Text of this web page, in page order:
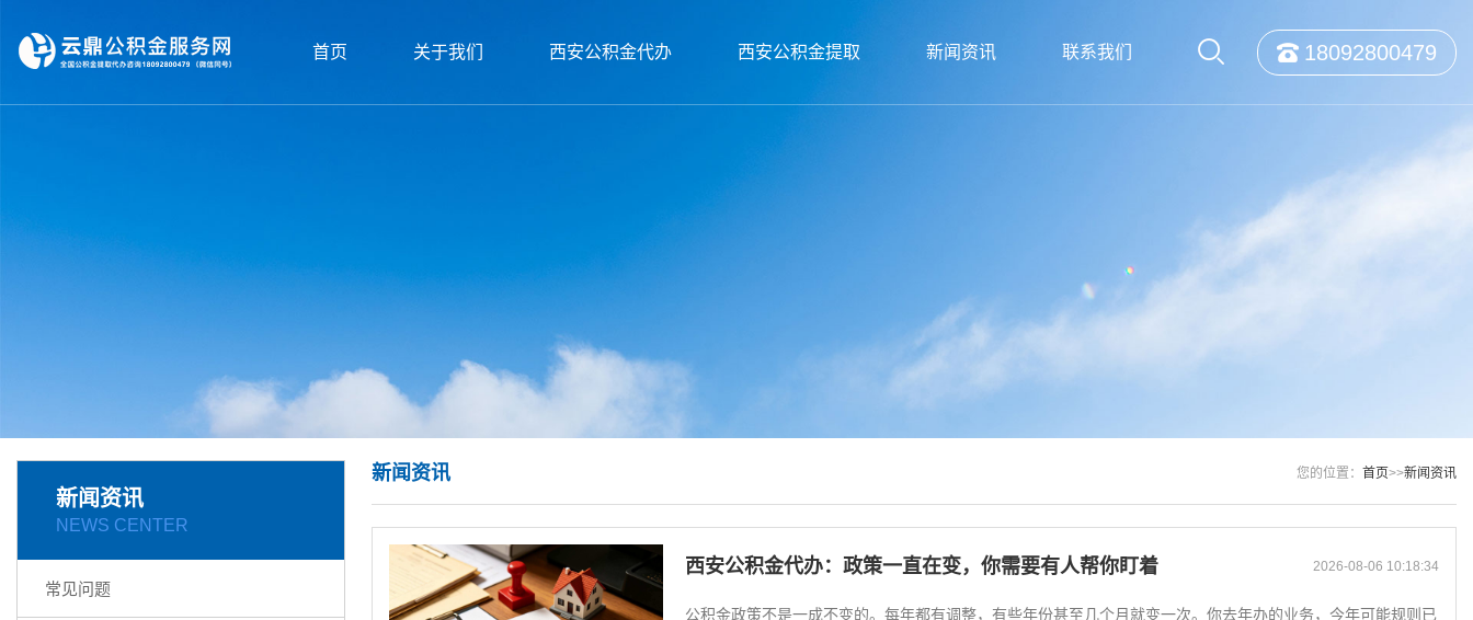
首页 关于我们 西安公积金代办 西安公积金提取 新闻资讯 联系我们 18092800479
新闻资讯
NEWS CENTER
常见问题
您的位置： 首页>>新闻资讯
新闻资讯
2026-08-06 10:18:34
西安公积金代办：政策一直在变，你需要有人帮你盯着
公积金政策不是一成不变的。每年都有调整，有些年份甚至几个月就变一次。你去年办的业务，今年可能规则已